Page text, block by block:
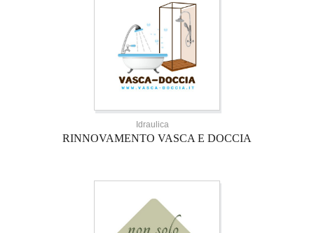
Idraulica
RINNOVAMENTO VASCA E DOCCIA